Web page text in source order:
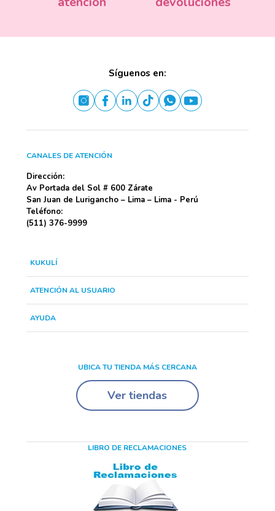
CANALES DE ATENCIÓN
Dirección:
Av Portada del Sol # 600 Zárate
San Juan de Lurigancho – Lima – Lima - Perú
Teléfono:
(511) 376-9999
Síguenos en:
KUKULÍ
ATENCIÓN AL USUARIO
AYUDA
UBICA TU TIENDA MÁS CERCANA
Ver tiendas
LIBRO DE RECLAMACIONES